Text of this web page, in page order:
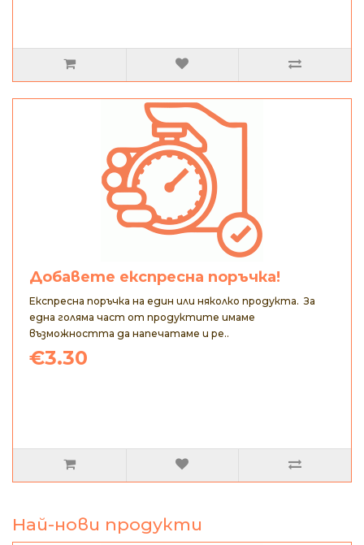
Добавете експресна поръчка!
Експресна поръчка на един или няколко продукта. За
една голяма част от продуктите имаме
възможността да напечатаме и ре..
€3.30
Най-нови продукти